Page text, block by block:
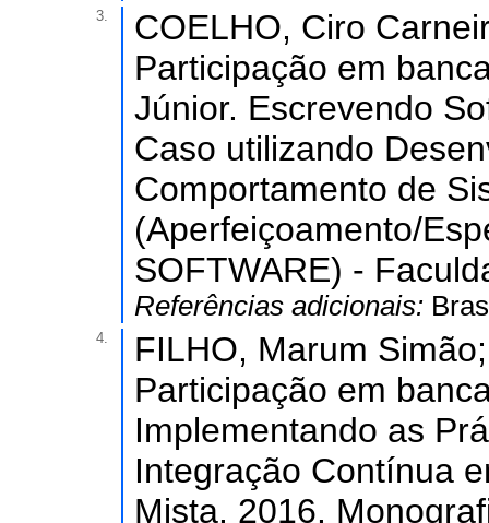
3.
COELHO, Ciro
Participação em
Júnior. Escrevendo
Caso utilizando
Comportamento de
(Aperfeiçoamento/
SOFTWARE) -
Referências adicionais:
4.
FILHO, Marum
Participação em
Implementando as
Integração Contínua
Mista. 2016.